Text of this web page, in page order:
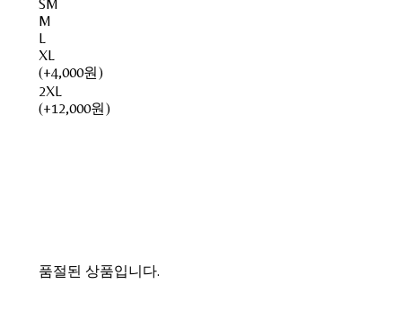
SM
M
L
XL
(+4,000원)
2XL
(+12,000원)
품절된 상품입니다.